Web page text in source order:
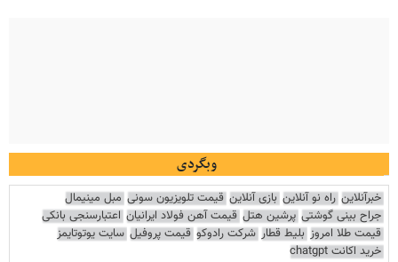
وبگردی
خبرآنلاین راه نو آنلاین بازی آنلاین قیمت تلویزیون سونی مبل مینیمال
جراح بینی گوشتی پرشین هتل قیمت آهن فولاد ایرانیان اعتبارسنجی بانکی
قیمت طلا امروز بلیط قطار شرکت رادوکو قیمت پروفیل سایت یوتوتایمز
خرید اکانت chatgpt